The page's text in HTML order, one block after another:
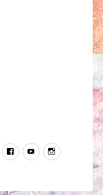
fb youtubeinstagram